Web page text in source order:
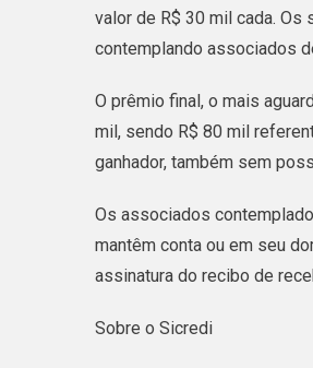
valor de R$ 30 mil cada.
contemplando associados
O prêmio final, o mais
mil, sendo R$ 80 mil
ganhador, também sem
Os associados
mantêm conta ou em seu
assinatura do recibo de
Sobre o Sicredi